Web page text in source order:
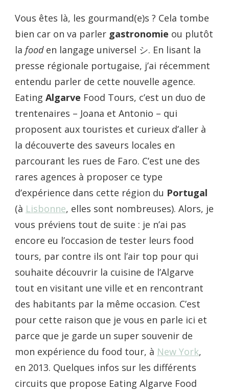
Vous êtes là, les gourmand(e)s ? Cela tombe
bien car on va parler gastronomie ou plutôt
la fooden langage universel シ. En lisant la
presse régionale portugaise, j’ai récemment
entendu parler de cette nouvelle agence.
Eating Algarve Food Tours, c’est un duo de
trentenaires – Joana et Antonio – qui
proposent aux touristes et curieux d’aller à
la découverte des saveurs locales en
parcourant les rues de Faro. C’est une des
rares agences à proposer ce type
d’expérience dans cette région du Portugal
(à Lisbonne, elles sont nombreuses). Alors, je
vous préviens tout de suite : je n’ai pas
encore eu l’occasion de tester leurs food
tours, par contre ils ont l’air top pour qui
souhaite découvrir la cuisine de l’Algarve
tout en visitant une ville et en rencontrant
des habitants par la même occasion. C’est
pour cette raison que je vous en parle ici et
parce que je garde un super souvenir de
mon expérience du food tour, à New York,
en 2013. Quelques infos sur les différents
circuits que propose Eating Algarve Food